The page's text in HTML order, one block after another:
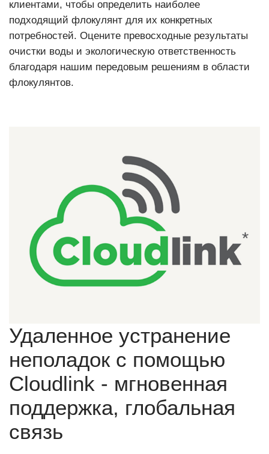
клиентами, чтобы определить наиболее
подходящий флокулянт для их конкретных
потребностей. Оцените превосходные результаты
очистки воды и экологическую ответственность
благодаря нашим передовым решениям в области
флокулянтов.
Удаленное устранение
неполадок с помощью
Cloudlink - мгновенная
поддержка, глобальная
связь